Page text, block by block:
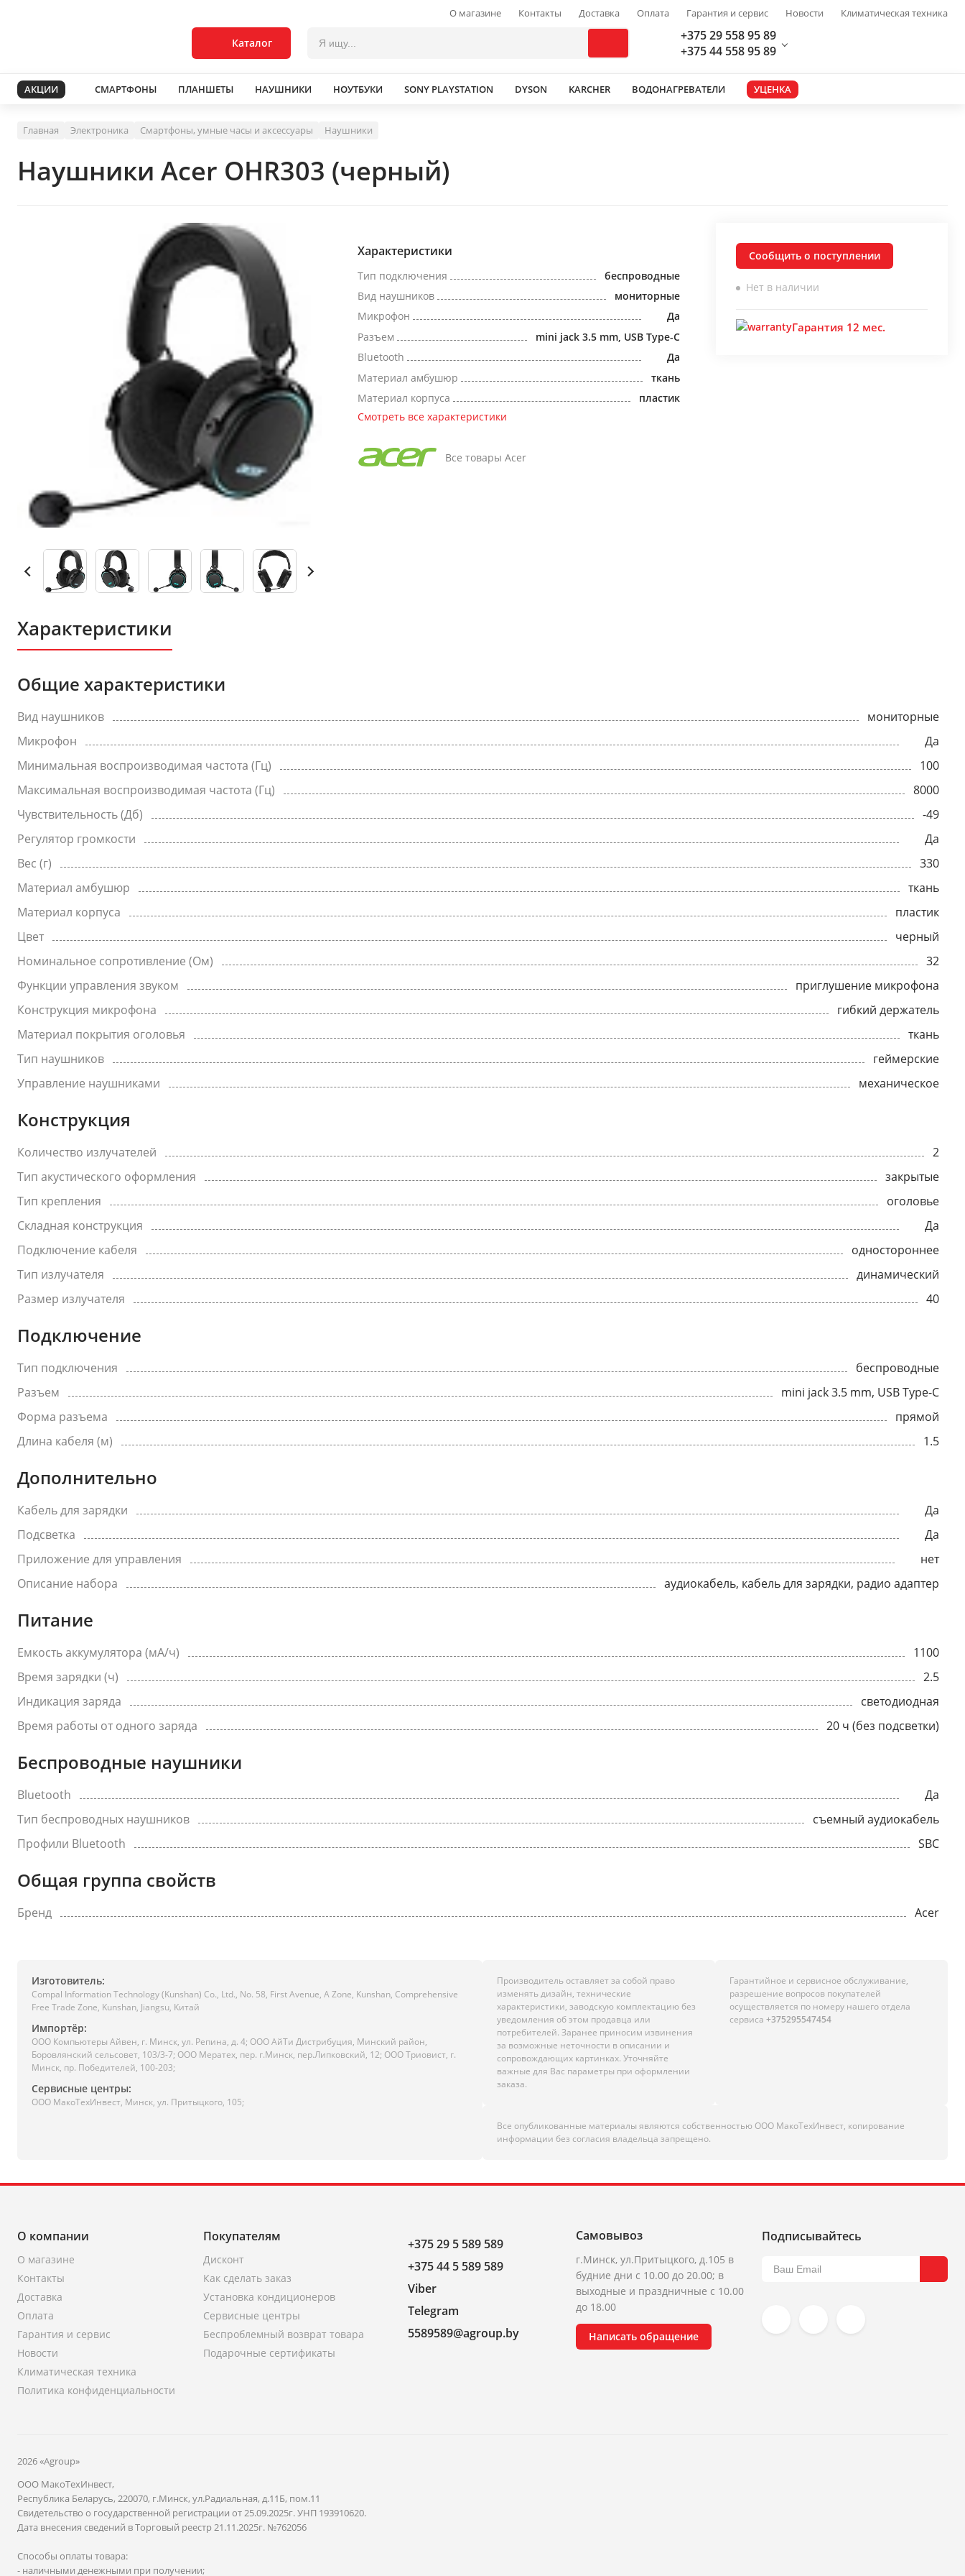
О магазине Контакты Доставка Оплата Гарантия и сервис Новости Климатическая техника
Каталог
+375 29 558 95 89
+375 44 558 95 89
АКЦИИ СМАРТФОНЫ ПЛАНШЕТЫ НАУШНИКИ НОУТБУКИ SONY PLAYSTATION DYSON KARCHER ВОДОНАГРЕВАТЕЛИ УЦЕНКА
Главная Электроника Смартфоны, умные часы и аксессуары Наушники
Наушники Acer OHR303 (черный)
Характеристики
Тип подключения
беспроводные
Вид наушников
мониторные
Микрофон
Да
Разъем
mini jack 3.5 mm, USB Type-C
Bluetooth
Да
Материал амбушюр
ткань
Материал корпуса
пластик
Смотреть все характеристики
Все товары Acer
Сообщить о поступлении
Нет в наличии
Гарантия 12 мес.
Характеристики
Общие характеристики
Вид наушников
мониторные
Микрофон
Да
Минимальная воспроизводимая частота (Гц)
100
Максимальная воспроизводимая частота (Гц)
8000
Чувствительность (Дб)
-49
Регулятор громкости
Да
Вес (г)
330
Материал амбушюр
ткань
Материал корпуса
пластик
Цвет
черный
Номинальное сопротивление (Ом)
32
Функции управления звуком
приглушение микрофона
Конструкция микрофона
гибкий держатель
Материал покрытия оголовья
ткань
Тип наушников
геймерские
Управление наушниками
механическое
Конструкция
Количество излучателей
2
Тип акустического оформления
закрытые
Тип крепления
оголовье
Складная конструкция
Да
Подключение кабеля
одностороннее
Тип излучателя
динамический
Размер излучателя
40
Подключение
Тип подключения
беспроводные
Разъем
mini jack 3.5 mm, USB Type-C
Форма разъема
прямой
Длина кабеля (м)
1.5
Дополнительно
Кабель для зарядки
Да
Подсветка
Да
Приложение для управления
нет
Описание набора
аудиокабель, кабель для зарядки, радио адаптер
Питание
Емкость аккумулятора (мА/ч)
1100
Время зарядки (ч)
2.5
Индикация заряда
светодиодная
Время работы от одного заряда
20 ч (без подсветки)
Беспроводные наушники
Bluetooth
Да
Тип беспроводных наушников
съемный аудиокабель
Профили Bluetooth
SBC
Общая группа свойств
Бренд Acer
Изготовитель:
Compal Information Technology (Kunshan) Co., Ltd., No. 58, First Avenue, A Zone, Kunshan, Comprehensive
Free Trade Zone, Kunshan, Jiangsu, Китай
Импортёр:
ООО Компьютеры Айвен, г. Минск, ул. Репина, д. 4; ООО АйТи Дистрибуция, Минский район,
Боровлянский сельсовет, 103/3-7; ООО Мератех, пер. г.Минск, пер.Липковский, 12; ООО Триовист, г.
Минск, пр. Победителей, 100-203;
Сервисные центры:
ООО МакоТехИнвест, Минск, ул. Притыцкого, 105;
Производитель оставляет за собой право
изменять дизайн, технические
характеристики, заводскую комплектацию без
уведомления об этом продавца или
потребителей. Заранее приносим извинения
за возможные неточности в описании и
сопровождающих картинках. Уточняйте
важные для Вас параметры при оформлении
заказа.
Гарантийное и сервисное обслуживание,
разрешение вопросов покупателей
осуществляется по номеру нашего отдела
сервиса +375295547454
Все опубликованные материалы являются собственностью ООО МакоТехИнвест, копирование
информации без согласия владельца запрещено.
О компании
О магазине
Контакты
Доставка
Оплата
Гарантия и сервис
Новости
Климатическая техника
Политика конфиденциальности
Покупателям
Дисконт
Как сделать заказ
Установка кондиционеров
Сервисные центры
Беспроблемный возврат товара
Подарочные сертификаты
+375 29 5 589 589
+375 44 5 589 589
Viber
Telegram
5589589@agroup.by
Самовывоз
г.Минск, ул.Притыцкого, д.105 в
будние дни с 10.00 до 20.00; в
выходные и праздничные с 10.00
до 18.00
Написать обращение
Подписывайтесь
2026 «Agroup»
ООО МакоТехИнвест,
Республика Беларусь, 220070, г.Минск, ул.Радиальная, д.11Б, пом.11
Свидетельство о государственной регистрации от 25.09.2025г. УНП 193910620.
Дата внесения сведений в Торговый реестр 21.11.2025г. №762056
Способы оплаты товара:
- наличными денежными при получении;